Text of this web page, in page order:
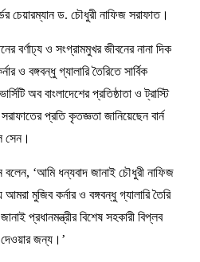
চেয়ারম্যান ড. চৌধুরী নাফিজ সরাফাত।
বর্ণাঢ্য ও সংগ্রামমুখর জীবনের নানা দিক
ও বঙ্গবন্ধু গ্যালারি তৈরিতে সার্বিক
অব বাংলাদেশের প্রতিষ্ঠাতা ও ট্রাস্টি
প্রতি কৃতজ্ঞতা জানিয়েছেন বার্ন
সেন।
‘আমি ধন্যবাদ জানাই চৌধুরী নাফিজ
মুজিব কর্নার ও বঙ্গবন্ধু গ্যালারি তৈরি
প্রধানমন্ত্রীর বিশেষ সহকারী বিপ্লব
দেওয়ার জন্য।’